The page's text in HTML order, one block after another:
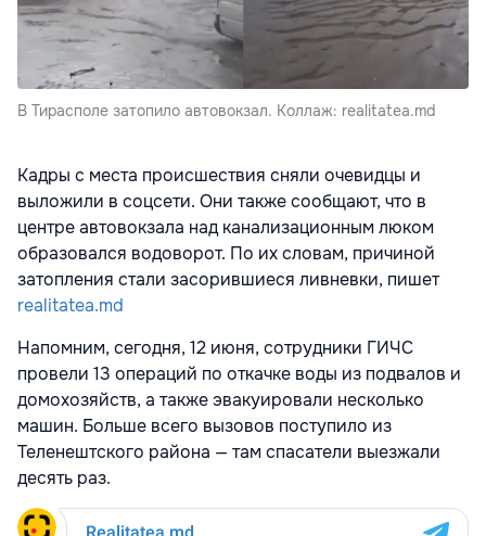
В Тирасполе затопило автовокзал. Коллаж: realitatea.md
Кадры с места происшествия сняли очевидцы и
выложили в соцсети. Они также сообщают, что в
центре автовокзала над канализационным люком
образовался водоворот. По их словам, причиной
затопления стали засорившиеся ливневки, пишет
realitatea.md
Напомним, сегодня, 12 июня, сотрудники ГИЧС
провели 13 операций по откачке воды из подвалов и
домохозяйств, а также эвакуировали несколько
машин. Больше всего вызовов поступило из
Теленештского района — там спасатели выезжали
десять раз.